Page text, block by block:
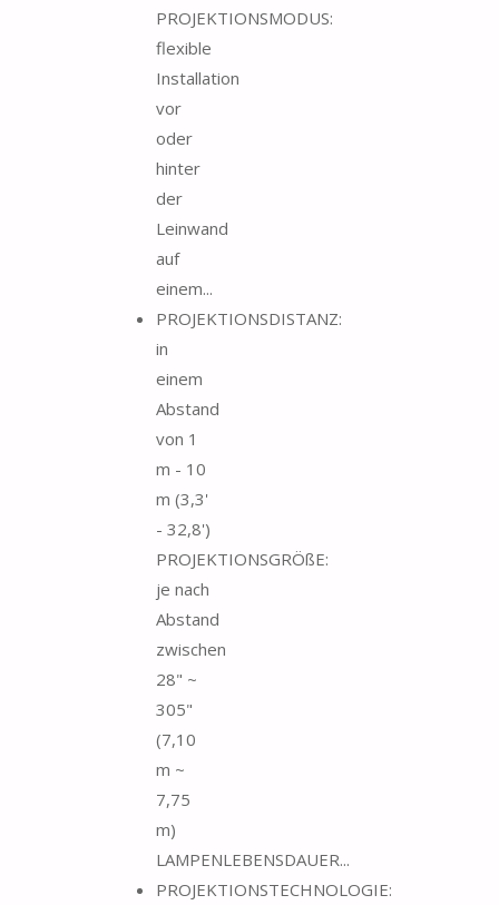
PROJEKTIONSMODUS:
flexible
Installation
vor
oder
hinter
der
Leinwand
auf
einem...
PROJEKTIONSDISTANZ:
in
einem
Abstand
von 1
m - 10
m (3,3'
- 32,8')
PROJEKTIONSGRÖßE:
je nach
Abstand
zwischen
28" ~
305"
(7,10
m ~
7,75
m)
LAMPENLEBENSDAUER...
PROJEKTIONSTECHNOLOGIE: